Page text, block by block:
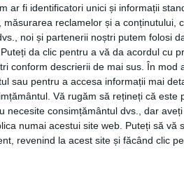
ar fi identificatori unici și informații
măsurarea reclamelor și a conținutului,
noi și partenerii noștri putem folosi
da clic pentru a vă da acordul cu
conform descrierii de mai sus. În
sau pentru a accesa informații mai
Vă rugăm să rețineți că este
necesite consimțământul dvs., dar
numai acestui site web. Puteți să
revenind la acest site și făcând clic